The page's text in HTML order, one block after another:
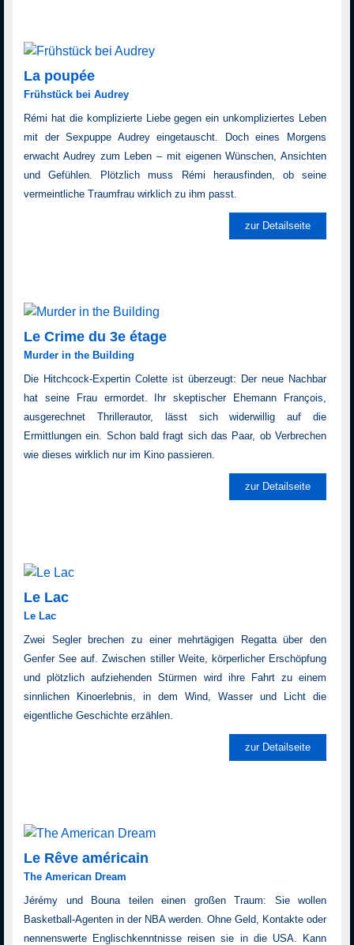
La poupée
Frühstück bei Audrey
Rémi hat die komplizierte Liebe gegen ein unkompliziertes Leben
mit der Sexpuppe Audrey eingetauscht. Doch eines Morgens
erwacht Audrey zum Leben – mit eigenen Wünschen, Ansichten
und Gefühlen. Plötzlich muss Rémi herausfinden, ob seine
vermeintliche Traumfrau wirklich zu ihm passt.
zur Detailseite
Le Crime du 3e étage
Murder in the Building
Die Hitchcock-Expertin Colette ist überzeugt: Der neue Nachbar
hat seine Frau ermordet. Ihr skeptischer Ehemann François,
ausgerechnet Thrillerautor, lässt sich widerwillig auf die
Ermittlungen ein. Schon bald fragt sich das Paar, ob Verbrechen
wie dieses wirklich nur im Kino passieren.
zur Detailseite
Le Lac
Le Lac
Zwei Segler brechen zu einer mehrtägigen Regatta über den
Genfer See auf. Zwischen stiller Weite, körperlicher Erschöpfung
und plötzlich aufziehenden Stürmen wird ihre Fahrt zu einem
sinnlichen Kinoerlebnis, in dem Wind, Wasser und Licht die
eigentliche Geschichte erzählen.
zur Detailseite
Le Rêve américain
The American Dream
Jérémy und Bouna teilen einen großen Traum: Sie wollen
Basketball-Agenten in der NBA werden. Ohne Geld, Kontakte oder
nennenswerte Englischkenntnisse reisen sie in die USA. Kann